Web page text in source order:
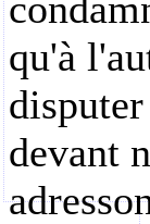
qu'à
devant